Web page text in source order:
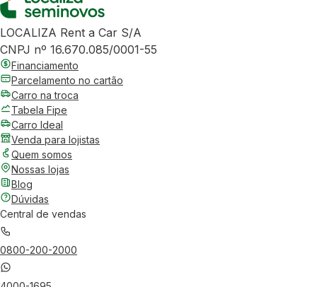
LOCALIZA Rent a Car S/A
CNPJ nº 16.670.085/0001-55
Financiamento
Parcelamento no cartão
Carro na troca
Tabela Fipe
Carro Ideal
Venda para lojistas
Quem somos
Nossas lojas
Blog
Dúvidas
Central de vendas
0800-200-2000